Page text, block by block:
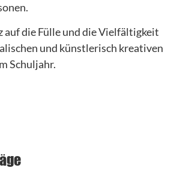
auf die Fülle und die Vielfältigkeit
und künstlerisch kreativen
Schuljahr.